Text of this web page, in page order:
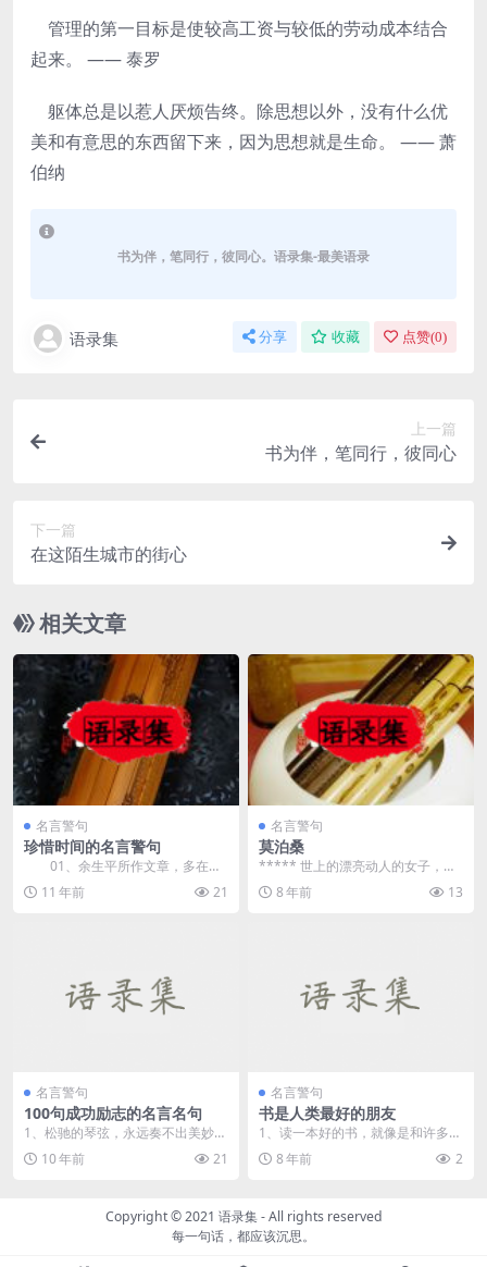
管理的第一目标是使较高工资与较低的劳动成本结合
起来。 —— 泰罗
躯体总是以惹人厌烦告终。除思想以外，没有什么优
美和有意思的东西留下来，因为思想就是生命。 —— 萧
伯纳
书为伴，笔同行，彼同心。语录集-最美语录
语录集 分享 收藏 点赞(0)
上一篇
书为伴，笔同行，彼同心
下一篇
在这陌生城市的街心
相关文章
名言警句
珍惜时间的名言警句
01、余生平所作文章，多在三
上：乃马上，枕上，厕上也。—&m
da...11 年前 21
名言警句
莫泊桑
***** 世上的漂亮动人的女子，每
每像是由于命运的差错似地，出生
在一个小职员的...
8 年前 13
名言警句
100句成功励志的名言名句
1、松驰的琴弦，永远奏不出美妙的
乐曲。 2、只会幻想而不行动的
人，...10 年前 21
名言警句
书是人类最好的朋友
1、读一本好的书，就像是和许多不
在场的高尚的人谈话，你会学到很
多有用的东西。 &...
8 年前 2
Copyright © 2021 语录集- All rights reserved
每一句话，都应该沉思。